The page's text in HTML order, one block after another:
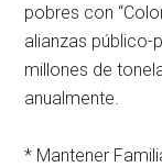
pobres con
alianzas público-
millones de
anualmente.
* Mantener